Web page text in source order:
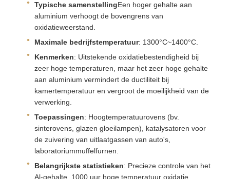
Typische samenstellingEen hoger gehalte aan
aluminium verhoogt de bovengrens van
oxidatieweerstand.
Maximale bedrijfstemperatuur: 1300°C~1400°C.
Kenmerken: Uitstekende oxidatiebestendigheid bij
zeer hoge temperaturen, maar het zeer hoge gehalte
aan aluminium vermindert de ductiliteit bij
kamertemperatuur en vergroot de moeilijkheid van de
verwerking.
Toepassingen: Hoogtemperatuurovens (bv.
sinterovens, glazen gloeilampen), katalysatoren voor
de zuivering van uitlaatgassen van auto's,
laboratoriummuffelfurnen.
Belangrijkste statistieken: Precieze controle van het
Al-gehalte, 1000 uur hoge temperatuur oxidatie